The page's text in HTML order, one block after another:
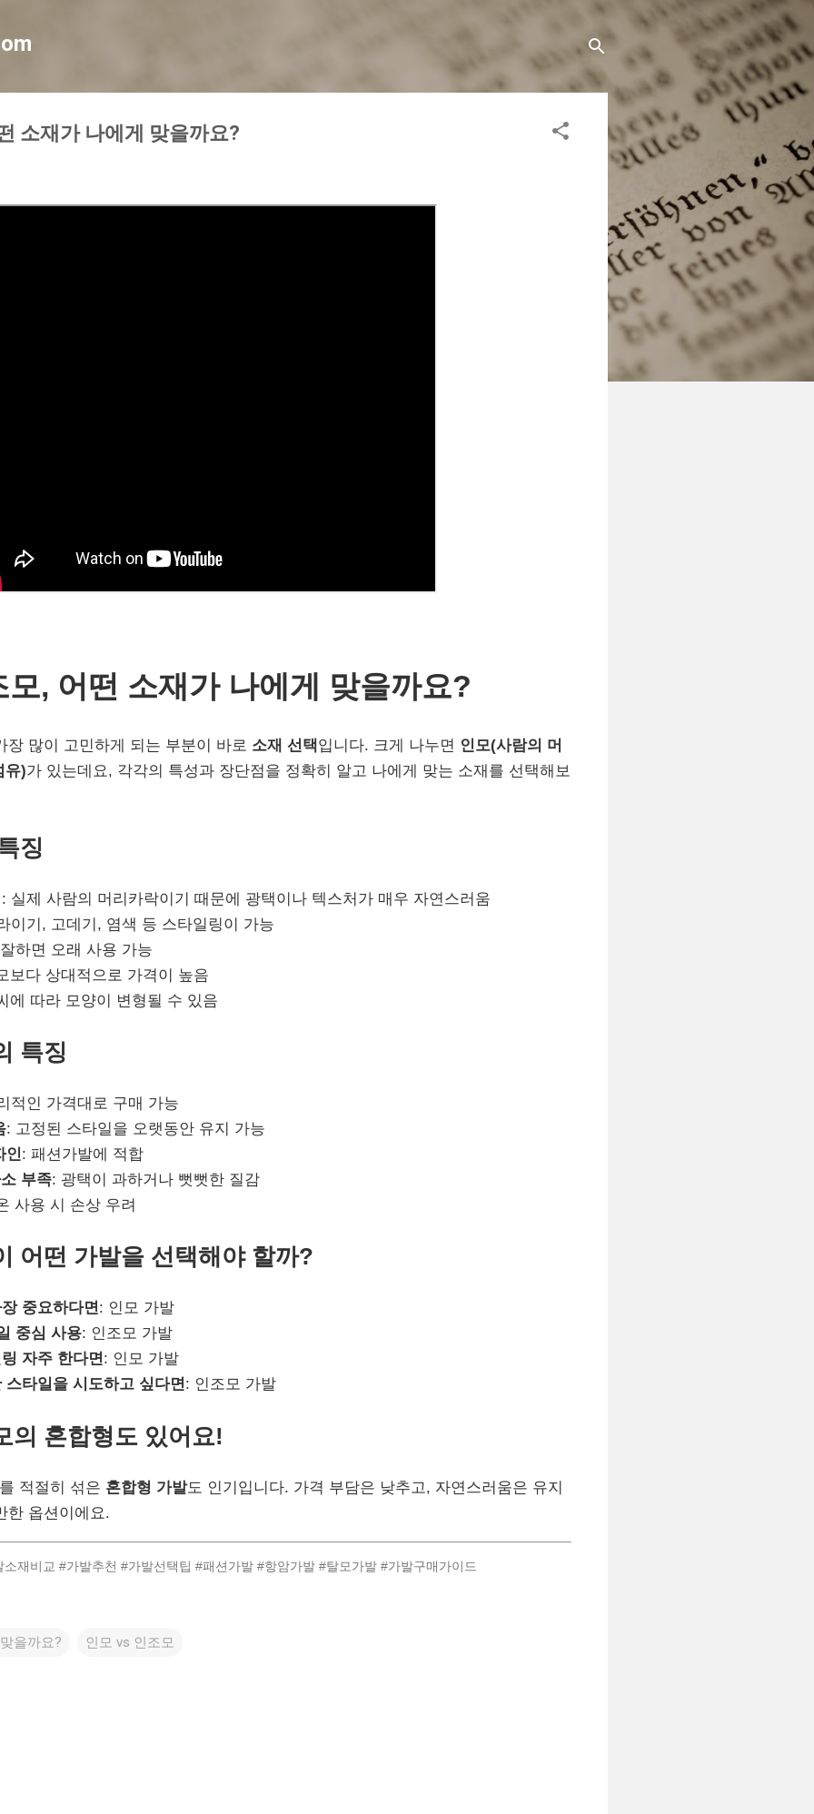
소재가 나에게 맞을까요?
, 어떤 소재가 나에게 맞을까요?
장 많이 고민하게 되는 부분이 바로 소재 선택입니다. 크게 나누면 인모(사람의 머
유)가 있는데요, 각각의 특성과 장단점을 정확히 알고 나에게 맞는 소재를 선택해보
징
: 실제 사람의 머리카락이기 때문에 광택이나 텍스처가 매우 자연스러움
이기, 고데기, 염색 등 스타일링이 가능
하면 오래 사용 가능
보다 상대적으로 가격이 높음
에 따라 모양이 변형될 수 있음
특징
적인 가격대로 구매 가능
: 고정된 스타일을 오랫동안 유지 가능
인: 패션가발에 적합
부족: 광택이 과하거나 뻣뻣한 질감
사용 시 손상 우려
어떤 가발을 선택해야 할까?
중요하다면: 인모 가발
중심 사용: 인조모 가발
자주 한다면: 인모 가발
스타일을 시도하고 싶다면: 인조모 가발
의 혼합형도 있어요!
적절히 섞은 혼합형 가발도 인기입니다. 가격 부담은 낮추고, 자연스러움은 유지
한 옵션이에요.
재비교 #가발추천 #가발선택팁 #패션가발 #항암가발 #탈모가발 #가발구매가이드
을까요? 인모 vs 인조모